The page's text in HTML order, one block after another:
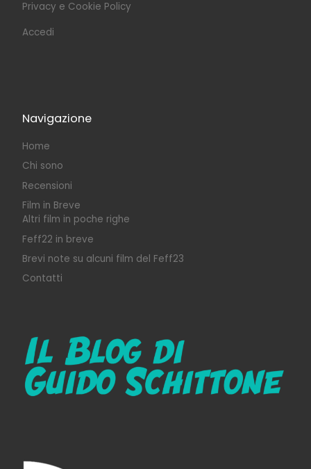
Privacy e Cookie Policy
Accedi
Navigazione
Home
Chi sono
Recensioni
Film in Breve
Altri film in poche righe
Feff22 in breve
Brevi note su alcuni film del Feff23
Contatti